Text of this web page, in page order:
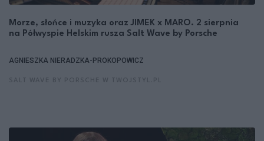
Morze, słońce i muzyka oraz JIMEK x MARO. 2 sierpnia
na Półwyspie Helskim rusza Salt Wave by Porsche
AGNIESZKA NIERADZKA-PROKOPOWICZ